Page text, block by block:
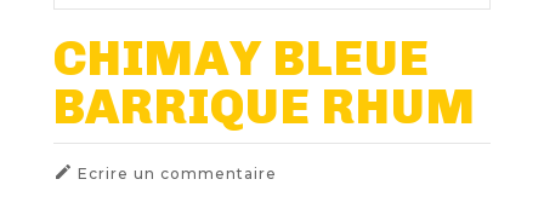
Paniers Cadeaux À Composer
FIDÉLITÉ
BLOG
CHIMAY BLEUE
BARRIQUE RHUM
 Ecrire un commentaire